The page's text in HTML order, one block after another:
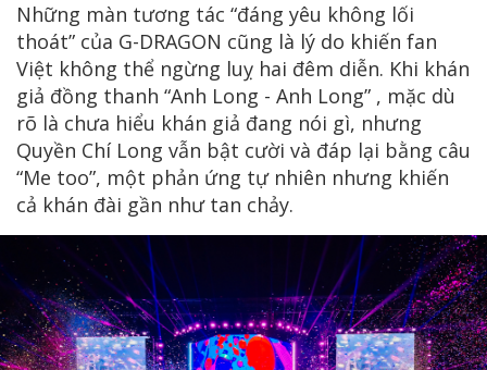
Những màn tương tác “đáng yêu không lối
thoát” của G-DRAGON cũng là lý do khiến fan
Việt không thể ngừng luỵ hai đêm diễn. Khi khán
giả đồng thanh “Anh Long - Anh Long” , mặc dù
rõ là chưa hiểu khán giả đang nói gì, nhưng
Quyền Chí Long vẫn bật cười và đáp lại bằng câu
“Me too”, một phản ứng tự nhiên nhưng khiến
cả khán đài gần như tan chảy.